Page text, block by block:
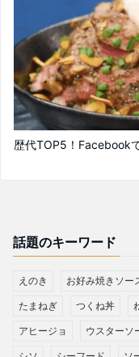
歴代TOP5！Facebook
話題のキーワード
えのき お好み焼きソー
たまねぎ つくね丼
アヒージョ ウスターソ